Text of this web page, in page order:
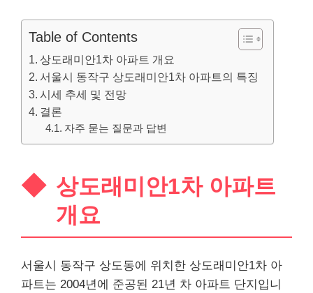
Table of Contents
상도래미안1차 아파트 개요
서울시 동작구 상도래미안1차 아파트의 특징
시세 추세 및 전망
결론
자주 묻는 질문과 답변
상도래미안1차 아파트
개요
서울시 동작구 상도동에 위치한 상도래미안1차 아
파트는 2004년에 준공된 21년 차 아파트 단지입니